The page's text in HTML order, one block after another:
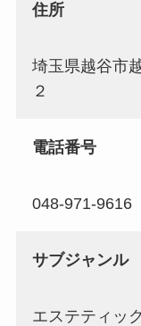
住所
埼玉県越谷市
２
電話番号
048-971-9616
サブジャンル
エステティッ